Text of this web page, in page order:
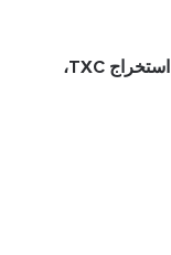
کوین TEXIT چیست؟ استخراج TXC،